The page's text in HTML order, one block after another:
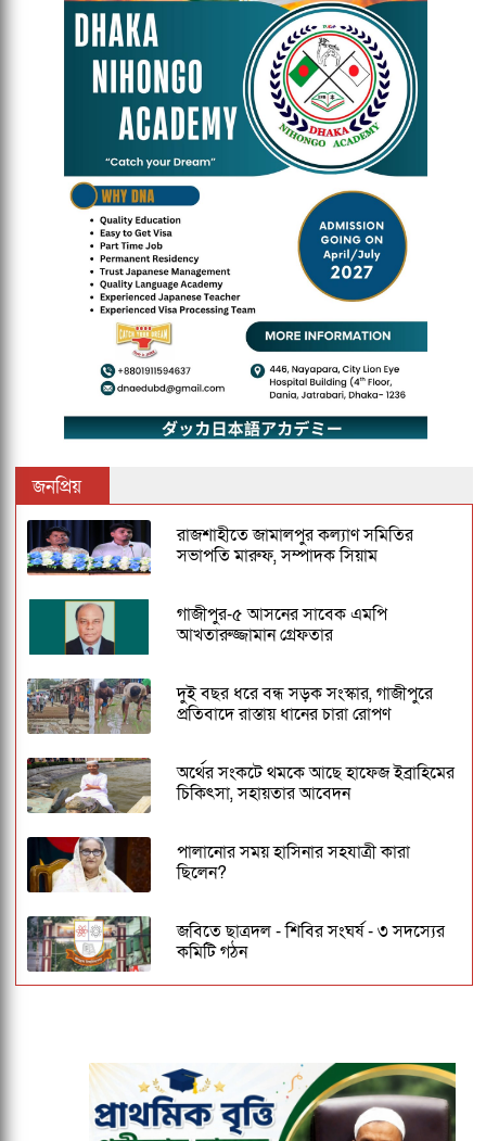
জনপ্রিয়
রাজশাহীতে জামালপুর কল্যাণ সমিতির
সভাপতি মারুফ, সম্পাদক সিয়াম
গাজীপুর-৫ আসনের সাবেক এমপি
আখতারুজ্জামান গ্রেফতার
দুই বছর ধরে বন্ধ সড়ক সংস্কার, গাজীপুরে
প্রতিবাদে রাস্তায় ধানের চারা রোপণ
অর্থের সংকটে থমকে আছে হাফেজ ইব্রাহিমের
চিকিৎসা, সহায়তার আবেদন
পালানোর সময় হাসিনার সহযাত্রী কারা
ছিলেন?
জবিতে ছাত্রদল - শিবির সংঘর্ষ - ৩ সদস্যের
কমিটি গঠন
বাংলাদেশ জনরাষ্ট্র আন্দোলন নামে নতুন
রাজনৈতিক দলের আত্মপ্রকাশ